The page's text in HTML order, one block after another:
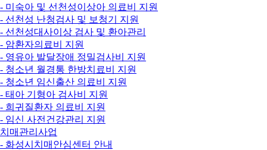
- 미숙아 및 선천성이상아 의료비 지원
- 선천성 난청검사 및 보청기 지원
- 선천성대사이상 검사 및 환아관리
- 암환자의료비 지원
- 영유아 발달장애 정밀검사비 지원
- 청소년 월경통 한방치료비 지원
- 청소년 임신출산 의료비 지원
- 태아 기형아 검사비 지원
- 희귀질환자 의료비 지원
- 임신 사전건강관리 지원
치매관리사업
- 화성시치매안심센터 안내